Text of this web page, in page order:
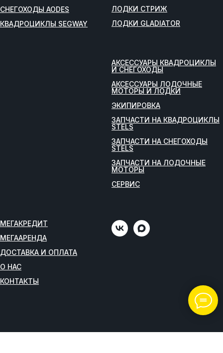
СНЕГОХОДЫ AODES
КВАДРОЦИКЛЫ SEGWAY
ЛОДКИ СТРИЖ
ЛОДКИ GLADIATOR
АКСЕССУАРЫ КВАДРОЦИКЛЫ
И СНЕГОХОДЫ
АКСЕССУАРЫ ЛОДОЧНЫЕ
МОТОРЫ И ЛОДКИ
ЭКИПИРОВКА
ЗАПЧАСТИ НА КВАДРОЦИКЛЫ
STELS
ЗАПЧАСТИ НА СНЕГОХОДЫ
STELS
ЗАПЧАСТИ НА ЛОДОЧНЫЕ
МОТОРЫ
СЕРВИС
МЕГАКРЕДИТ
МЕГААРЕНДА
ДОСТАВКА И ОПЛАТА
О НАС
КОНТАКТЫ